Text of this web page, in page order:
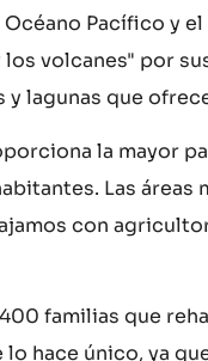
Pacífico y
volcanes" por
lagunas que
la mayor
Las
con
familias que
hace único, ya